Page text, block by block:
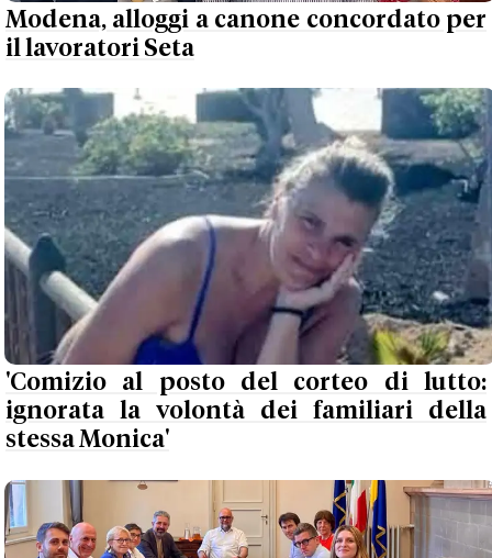
Modena, alloggi a canone concordato per
il lavoratori Seta
'Comizio al posto del corteo di lutto:
ignorata la volontà dei familiari della
stessa Monica'